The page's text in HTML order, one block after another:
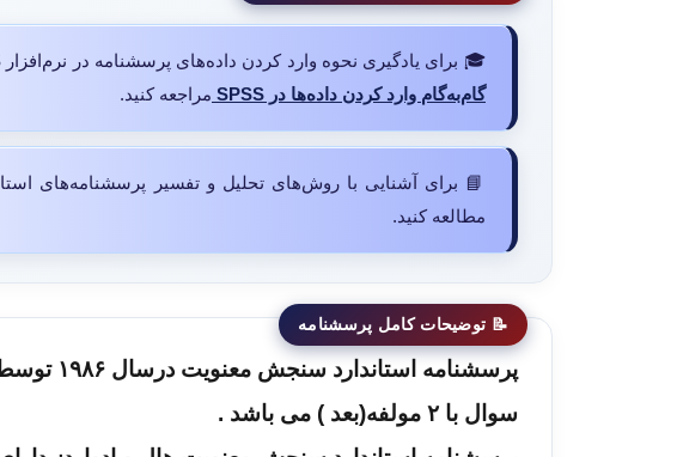
🎓 برای یادگیری نحوه وارد کردن داده‌های پرسشنامه در نرم‌افزار SPSS و انجام تحلیل‌های آماری، به مقاله آموزشی
گام‌به‌گام وارد کردن داده‌ها در SPSS
مراجعه کنید.
📘 برای آشنایی با روش‌های تحلیل و تفسیر پرسشنامه‌های
مطالعه کنید.
سوال با ۲ مولفه(بعد ) می باشد .